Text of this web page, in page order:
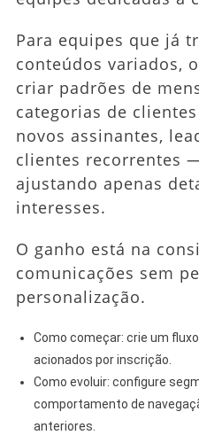
Para equipes que já
conteúdos variados,
criar padrões de
categorias de
novos assinantes,
clientes recorrentes
ajustando apenas
interesses.
O ganho está na
comunicações sem
personalização.
Como começar: crie um
acionados por inscrição.
Como evoluir: configure
comportamento de
anteriores.